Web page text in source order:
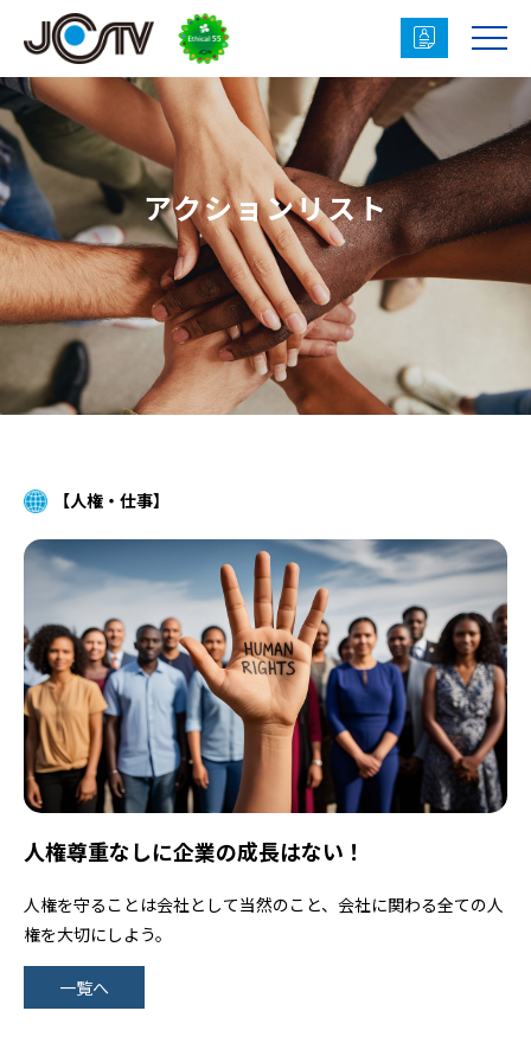

アクションリスト
【人権・仕事】
人権尊重なしに企業の成長はない！
人権を守ることは会社として当然のこと、会社に関わる全ての人
権を大切にしよう。
一覧へ